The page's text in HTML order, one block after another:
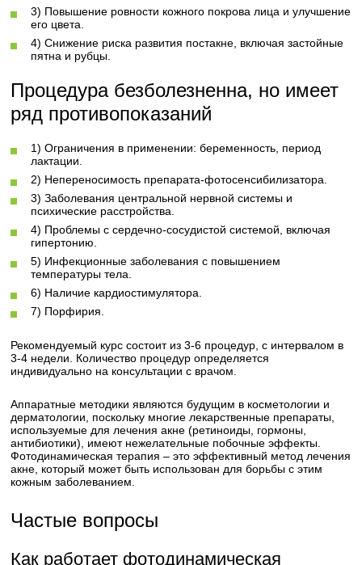
3) Повышение ровности кожного покрова лица и улучшение
его цвета.
4) Снижение риска развития постакне, включая застойные
пятна и рубцы.
Процедура безболезненна, но имеет
ряд противопоказаний
1) Ограничения в применении: беременность, период
лактации.
2) Непереносимость препарата-фотосенсибилизатора.
3) Заболевания центральной нервной системы и
психические расстройства.
4) Проблемы с сердечно-сосудистой системой, включая
гипертонию.
5) Инфекционные заболевания с повышением
температуры тела.
6) Наличие кардиостимулятора.
7) Порфирия.
Рекомендуемый курс состоит из 3-6 процедур, с интервалом в
3-4 недели. Количество процедур определяется
индивидуально на консультации с врачом.
Аппаратные методики являются будущим в косметологии и
дерматологии, поскольку многие лекарственные препараты,
используемые для лечения акне (ретиноиды, гормоны,
антибиотики), имеют нежелательные побочные эффекты.
Фотодинамическая терапия – это эффективный метод лечения
акне, который может быть использован для борьбы с этим
кожным заболеванием.
Частые вопросы
Как работает фотодинамическая